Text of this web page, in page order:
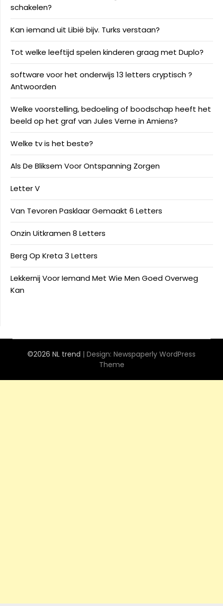
schakelen?
Kan iemand uit Libië bijv. Turks verstaan?
Tot welke leeftijd spelen kinderen graag met Duplo?
software voor het onderwijs 13 letters cryptisch ?
Antwoorden
Welke voorstelling, bedoeling of boodschap heeft het
beeld op het graf van Jules Verne in Amiens?
Welke tv is het beste?
Als De Bliksem Voor Ontspanning Zorgen
Letter V
Van Tevoren Pasklaar Gemaakt 6 Letters
Onzin Uitkramen 8 Letters
Berg Op Kreta 3 Letters
Lekkernij Voor Iemand Met Wie Men Goed Overweg
Kan
©2026 NL trend | Design: Newspaperly WordPress
Theme